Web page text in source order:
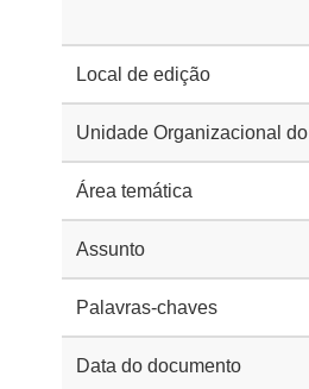
Local de edição
Unidade Organizacional
Área temática
Assunto
Palavras-chaves
Data do documento